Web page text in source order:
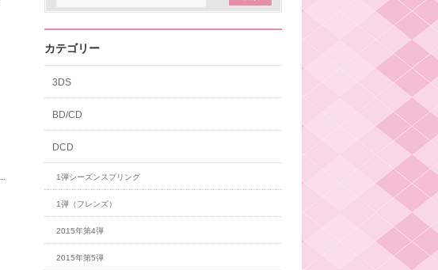
カテゴリー
3DS
BD/CD
DCD
1弾シーズンスプリング
1弾（フレンズ）
2015年第4弾
2015年第5弾